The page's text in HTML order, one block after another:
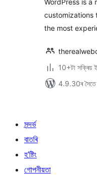
WordPress is a
customizations
the most
10+টা সক্ৰিয়
4.9.30ৰ সৈতে
সন্দৰ্ভ
বাতৰি
হ’ষ্টিং
গোপনীয়তা